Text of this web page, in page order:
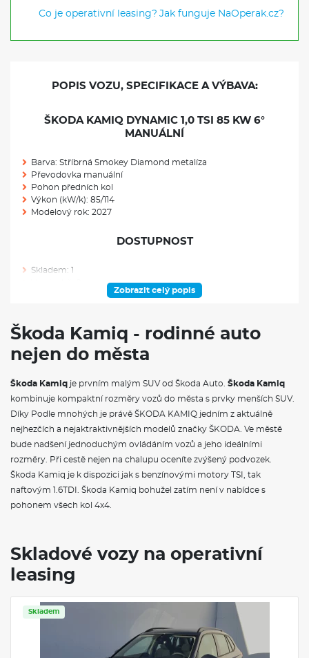
Co je operativní leasing? Jak funguje NaOperak.cz?
POPIS VOZU, SPECIFIKACE A VÝBAVA:
ŠKODA KAMIQ DYNAMIC 1,0 TSI 85 KW 6°
MANUÁLNÍ
Barva: Stříbrná Smokey Diamond metalíza
Převodovka manuální
Pohon předních kol
Výkon (kW/k): 85/114
Modelový rok: 2027
DOSTUPNOST
Skladem: 1
Rezervní kolo (neplnohodnotné)
Sada nářadí
VÝBAVA VE VÝBAVA STUPNI
Rozpoznávání dopravních značek
Kryt zavazadlového prostoru se sítí na zavazadla
Elektrické ovládání oken vpředu a vzadu
Schránka před spolujezdcem
Sluneční clony s kosmetickým zrcátkem
Síťový program
Schránka na brýle
Sunset
Vnitřní zpětné zrcátko s automatickým stmíváním
Červené orámování v interiéru
Černý strop
Dekorativní prahové lišty
Dekor palubní desky černá Suedia
Nárazníky s šedě lakovanými doplňky
Střešní nosič - černý matný
Zobrazit celý popis
Škoda Kamiq - rodinné auto
nejen do města
Škoda Kamiq je prvním malým SUV od Škoda Auto. Škoda Kamiq
kombinuje kompaktní rozměry vozů do města s prvky menších SUV.
Díky Podle mnohých je právě ŠKODA KAMIQ jedním z aktuálně
nejhezčích a nejaktraktivnějších modelů značky ŠKODA. Ve městě
bude nadšení jednoduchým ovládáním vozů a jeho ideálními
rozměry. Při cestě nejen na chalupu oceníte zvýšený podvozek.
Škoda Kamiq je k dispozici jak s benzínovými motory TSI, tak
naftovým 1.6TDI. Škoda Kamiq bohužel zatím není v nabídce s
pohonem všech kol 4x4.
Skladové vozy na operativní
leasing
Skladem